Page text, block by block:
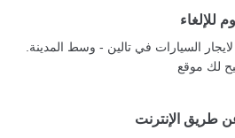
للإلغاء
السيارات في تالين - وسط المدينة.
طريق الإنترنت